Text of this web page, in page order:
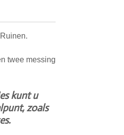
twee messing
kunt u
zoals